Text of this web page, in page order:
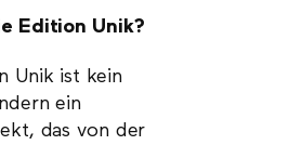
Edition Unik?
Unik ist kein
ein
das von der